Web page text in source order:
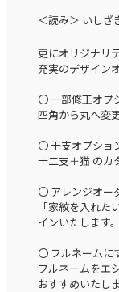
＜読み＞ いしざ
更にオリジナリ
充実のデザイン
〇 一部修正オプ
四角から丸へ変
〇 干支オプショ
十二支＋猫 のカ
〇 アレンジオー
「家紋を入れ
インいたします。
〇 フルネームに
フルネームをエ
おすすめいたしま